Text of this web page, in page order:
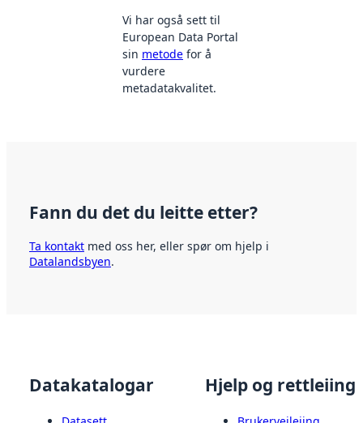
Vi har også sett til
European Data Portal
sin metode for å
vurdere
metadatakvalitet.
Fann du det du leitte etter?
Ta kontakt med oss her, eller spør om hjelp i
Datalandsbyen.
Datakatalogar Hjelp og rettleiing